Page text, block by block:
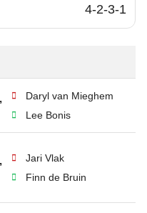
4-2-3-1
Daryl van Mieghem
Lee Bonis
Jari Vlak
Finn de Bruin